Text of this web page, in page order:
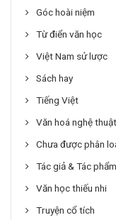
Góc hoài niệm
Từ điển văn học
Việt Nam sử lược
Sách hay
Tiếng Việt
Văn hoá nghệ thuật
Chưa được phân
Tác giả & Tác phẩm
Văn học thiếu nhi
Truyện cổ tích